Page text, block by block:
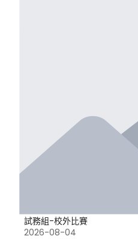
試務組-校外比賽
2026-08-04